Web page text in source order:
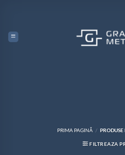
PRIMA PAGINĂ / PRODUSE
FILTREAZA